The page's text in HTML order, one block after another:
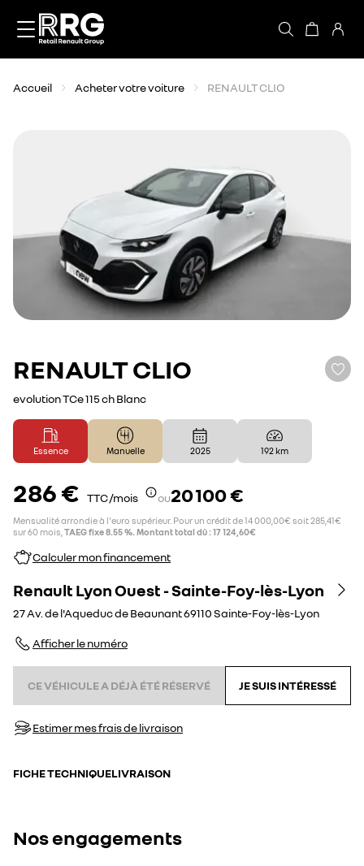
Accueil Acheter votre voiture RENAULT CLIO
RENAULTCLIO
evolution TCe 115 ch Blanc
Essence Manuelle 2025 192 km
286 € TTC /mois ou20 100 €
Mensualité arrondie à l'euro supérieur. Pour un crédit de 14 000,00€ soit 285,41€
sur 60 mois, TAEG fixe 8.55 %. Montant total dû : 17 124,60€
Calculer mon financement
Renault Lyon Ouest - Sainte-Foy-lès-Lyon
27 Av. de l'Aqueduc de Beaunant69110Sainte-Foy-lès-Lyon
Afficher le numéro
CE VÉHICULE A DÉJÀ ÉTÉ RÉSERVÉ JE SUIS INTÉRESSÉ
Estimer mes frais de livraison
FICHE TECHNIQUELIVRAISON
Nos engagements